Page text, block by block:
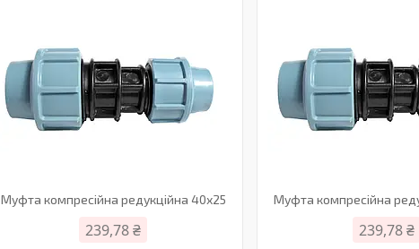
Муфта компресійна редукційна 40х25
239,78 ₴
Муфта компресійна
239,78 ₴